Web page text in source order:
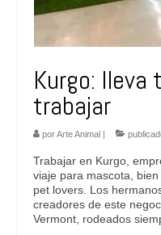
Kurgo: lleva
trabajar
porArte Animal |
Trabajar en Kurgo,
viaje para mascota,
pet lovers. Los
creadores de este
Vermont, rodeados